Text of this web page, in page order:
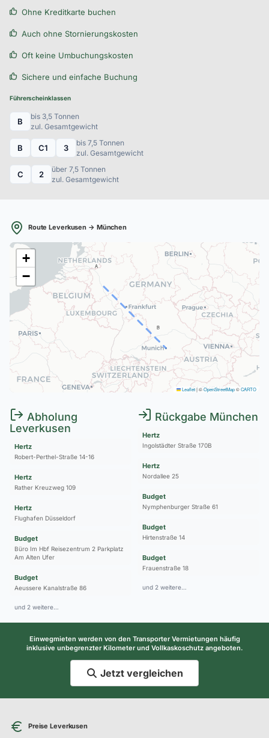
Ohne Kreditkarte buchen
Auch ohne Stornierungskosten
Oft keine Umbuchungskosten
Sichere und einfache Buchung
Führerscheinklassen
B
bis 3,5 Tonnen
zul. Gesamtgewicht
B C1 3
bis 7,5 Tonnen
zul. Gesamtgewicht
C 2
über 7,5 Tonnen
zul. Gesamtgewicht
Route Leverkusen → München
A
B
+
−
Leaflet|©OpenStreetMap©CARTO
Abholung
Leverkusen
Hertz
Robert-Perthel-Straße 14-16
Hertz
Rather Kreuzweg 109
Hertz
Flughafen Düsseldorf
Budget
Büro Im Hbf Reisezentrum 2 Parkplatz
Am Alten Ufer
Budget
Aeussere Kanalstraße 86
und 2 weitere…
Rückgabe München
Hertz
Ingolstädter Straße 170B
Hertz
Nordallee 25
Budget
Nymphenburger Straße 61
Budget
Hirtenstraße 14
Budget
Frauenstraße 18
und 2 weitere…
Einwegmieten werden von den Transporter Vermietungen häufig
inklusive unbegrenzter Kilometer und Vollkaskoschutz angeboten.
Jetzt vergleichen
Preise Leverkusen